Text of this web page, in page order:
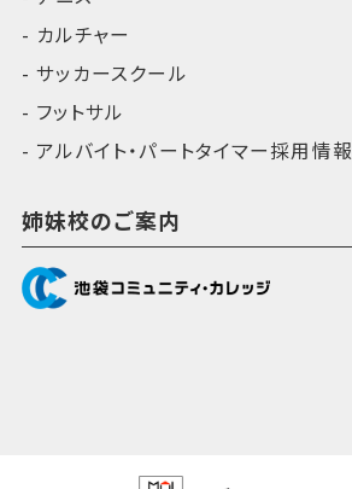
カルチャー
サッカースクール
フットサル
アルバイト・パートタイマー採用情報
姉妹校のご案内